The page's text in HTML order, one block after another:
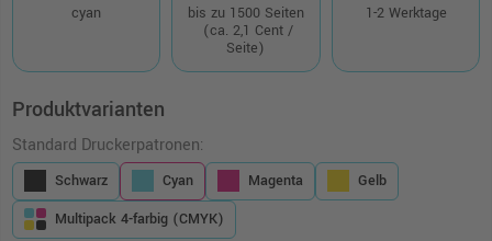
cyan
bis zu 1500 Seiten
(ca. 2,1 Cent /
Seite)
1-2 Werktage
Produktvarianten
Standard Druckerpatronen:
Schwarz Cyan Magenta
Gelb
Multipack 4-farbig (CMYK)